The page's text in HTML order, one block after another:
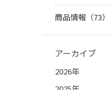
商品情報（73）
アーカイブ
2026年